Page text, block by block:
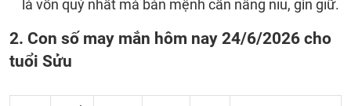
là vốn quý nhất mà bản mệnh cần nâng niu, gìn giữ.
2. Con số may mắn hôm nay 24/6/2026 cho
tuổi Sửu